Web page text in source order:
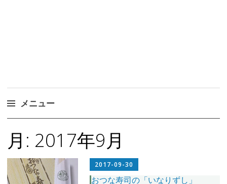
メニュー
ン
テ
ン
ツ
月: 2017年9月
2017-09-30
おつな寿司の「いなりずし」